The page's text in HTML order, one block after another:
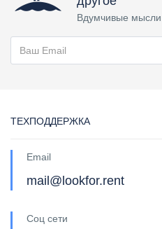
Вдумчивые
ТЕХПОДДЕРЖКА
Email
mail@lookfor.rent
Соц сети